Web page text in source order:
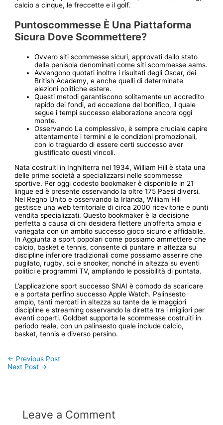
calcio a cinque, le freccette e il golf.
Puntoscommesse È Una Piattaforma
Sicura Dove Scommettere?
Ovvero siti scommesse sicuri, approvati dallo stato
della penisola denominati come siti scommesse aams.
Avvengono quotati inoltre i risultati degli Oscar, dei
British Academy, e anche quelli di determinate
elezioni politiche estere.
Questi metodi garantiscono solitamente un accredito
rapido dei fondi, ad eccezione del bonifico, il quale
segue i tempi successo elaborazione ancora oggi
monte.
Osservando La complessivo, è sempre cruciale capire
attentamente i termini e le condizioni promozionali,
con lo traguardo di essere certi successo aver
giustificato questi vincoli.
Nata costruiti in Inghilterra nel 1934, William Hill è stata una
delle prime società a specializzarsi nelle scommesse
sportive. Per oggi codesto bookmaker è disponibile in 21
lingue ed è presente osservando la oltre 175 Paesi diversi.
Nel Regno Unito e osservando la Irlanda, William Hill
gestisce una web territoriale di circa 2000 ricevitorie e punti
vendita specializzati. Questo bookmaker è la decisione
perfetta a causa di chi desidera flettere un’offerta ampia e
variegata con un ambito successo gioco sicuro e affidabile.
In Aggiunta a sport popolari come possiamo ammettere che
calcio, basket e tennis, consente di puntare in altezza su
discipline inferiore tradizionali come possiamo asserire che
pugilato, rugby, sci e snooker, nonché in altezza su eventi
politici e programmi TV, ampliando le possibilità di puntata.
L’applicazione sport successo SNAI è comodo da scaricare
e a portata perfino successo Apple Watch. Palinsesto
ampio, tanti mercati in altezza su tante de le maggiori
discipline e streaming osservando la diretta tra i migliori per
eventi coperti. Goldbet supporta le scommesse costruiti in
periodo reale, con un palinsesto quale include calcio,
basket, tennis e diverso persino.
Post
← Previous Post
Next Post →
Leave a Comment